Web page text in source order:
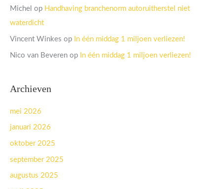
Michel op Handhaving branchenorm autoruitherstel niet
waterdicht
Vincent Winkes op In één middag 1 miljoen verliezen!
Nico van Beveren op In één middag 1 miljoen verliezen!
Archieven
mei 2026
januari 2026
oktober 2025
september 2025
augustus 2025